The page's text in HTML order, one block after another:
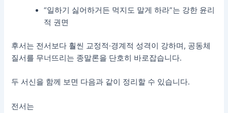
“일하기 싫어하거든 먹지도 말게 하라”는 강한 윤리
적 권면
후서는 전서보다 훨씬 교정적·경계적 성격이 강하며, 공동체
질서를 무너뜨리는 종말론을 단호히 바로잡습니다.
두 서신을 함께 보면 다음과 같이 정리할 수 있습니다.
전서는